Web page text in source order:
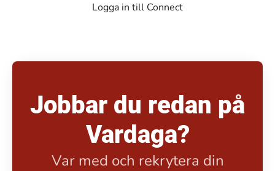
Logga in till Connect
Jobbar du redan på
Vardaga?
Var med och rekrytera din